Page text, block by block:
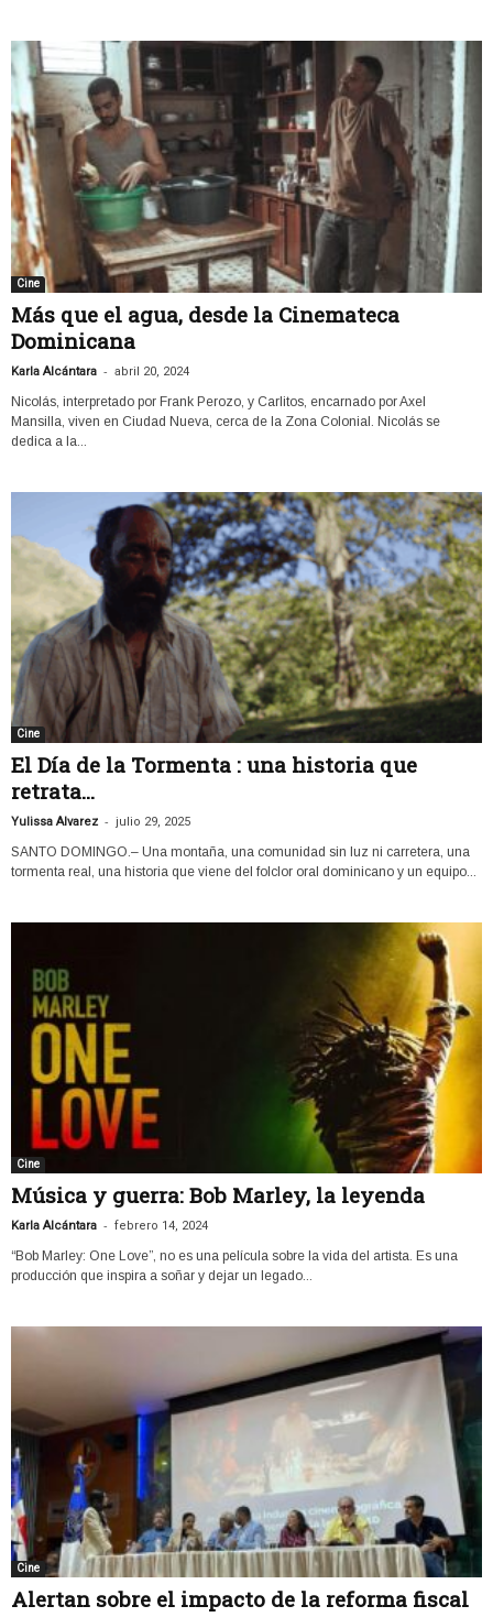
Cine
Más que el agua, desde la Cinemateca
Dominicana
Karla Alcántara - abril 20, 2024
Nicolás, interpretado por Frank Perozo, y Carlitos, encarnado por Axel
Mansilla, viven en Ciudad Nueva, cerca de la Zona Colonial. Nicolás se
dedica a la...
Cine
El Día de la Tormenta : una historia que
retrata...
Yulissa Alvarez - julio 29, 2025
SANTO DOMINGO.– Una montaña, una comunidad sin luz ni carretera, una
tormenta real, una historia que viene del folclor oral dominicano y un equipo...
Cine
Música y guerra: Bob Marley, la leyenda
Karla Alcántara - febrero 14, 2024
“Bob Marley: One Love”, no es una película sobre la vida del artista. Es una
producción que inspira a soñar y dejar un legado...
Cine
Alertan sobre el impacto de la reforma fiscal